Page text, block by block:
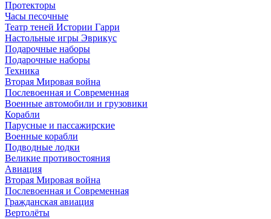
Протекторы
Часы песочные
Театр теней Истории Гарри
Настольные игры Эврикус
Подарочные наборы
Подарочные наборы
Техника
Вторая Мировая война
Послевоенная и Современная
Военные автомобили и грузовики
Корабли
Парусные и пассажирские
Военные корабли
Подводные лодки
Великие противостояния
Авиация
Вторая Мировая война
Послевоенная и Современная
Гражданская авиация
Вертолёты